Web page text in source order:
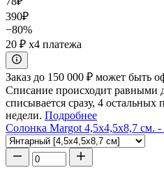
390₽
−80%
20 ₽ x4 платежа
Заказ до 150 000 ₽ может быть
Списание происходит равными
списывается сразу, 4
недели. Подробнее
Солонка Margot 4,5x4,5x8,7 см. -